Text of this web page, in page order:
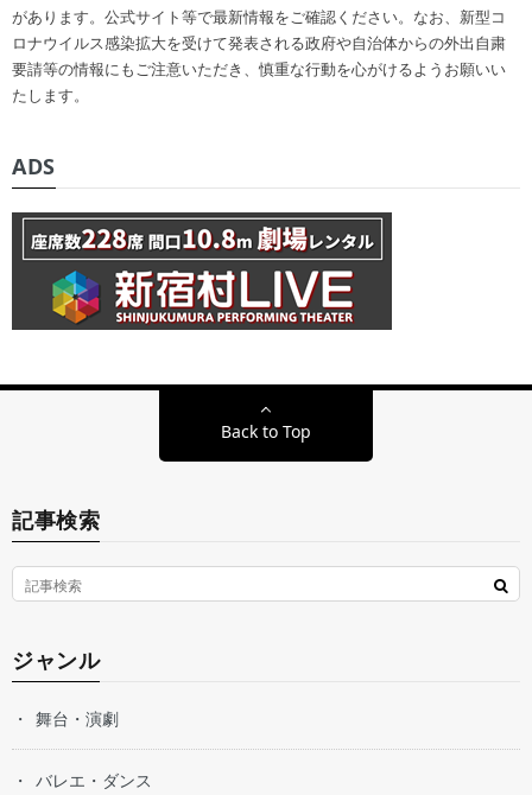
があります。公式サイト等で最新情報をご確認ください。なお、新型コ
ロナウイルス感染拡大を受けて発表される政府や自治体からの外出自粛
要請等の情報にもご注意いただき、慎重な行動を心がけるようお願いい
たします。
ADS
Back to Top
記事検索
ジャンル
舞台・演劇
バレエ・ダンス